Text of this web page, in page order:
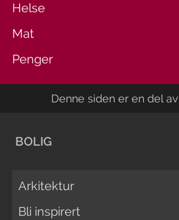
Helse
Mat
Penger
Denne siden er en del av
BOLIG
Arkitektur
Bli inspirert